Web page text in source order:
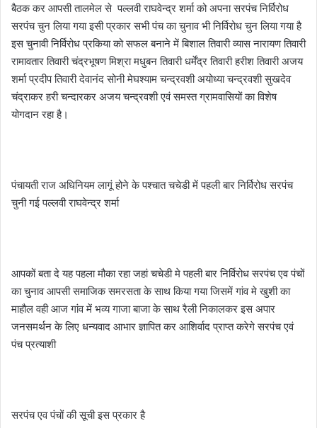
बैठक कर आपसी तालमेल से पल्लवी राघवेन्द्र शर्मा को अपना सरपंच निर्विरोध
सरपंच चुन लिया गया इसी प्रकार सभी पंच का चुनाव भी निर्विरोध चुन लिया गया है
इस चुनावी निर्विरोध प्रकिया को सफल बनाने में बिशाल तिवारी व्यास नारायण तिवारी
रामावतार तिवारी चंद्रभूषण मिश्रा मधुबन तिवारी धर्मेंद्र तिवारी हरीश तिवारी अजय
शर्मा प्रदीप तिवारी देवानंद सोनी मेघश्याम चन्द्रवशी अयोध्या चन्द्रवशी सुखदेव
चंद्राकर हरी चन्दारकर अजय चन्द्रवशी एवं समस्त ग्रामवासियों का विशेष
योगदान रहा है।
पंचायती राज अधिनियम लागूं होने के पश्चात चचेडी में पहली बार निर्विरोध सरपंच
चुनी गई पल्लवी राघवेन्द्र शर्मा
आपकों बता दे यह पहला मौका रहा जहां चचेडी मे पहली बार निर्विरोध सरपंच एव पंचों
का चुनाव आपसी समाजिक समरसता के साथ किया गया जिसमें गांव मे खुशी का
माहौल वही आज गांव में भव्य गाजा बाजा के साथ रैली निकालकर इस अपार
जनसमर्थन के लिए धन्यवाद आभार ज्ञापित कर आशिर्वाद प्राप्त करेगे सरपंच एवं
पंच प्रत्याशी
सरपंच एव पंचों की सूची इस प्रकार है